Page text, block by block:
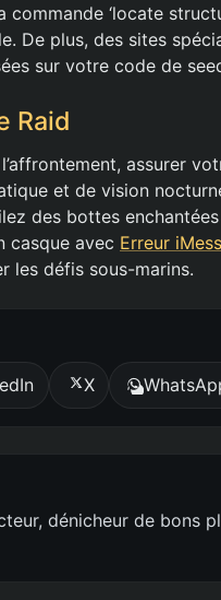
commande ‘locate
De plus, des sites
sur votre code de
Raid
assurer
et de vision
des bottes
casque avec Erreur
les défis sous-marins.
X
dénicheur de bons